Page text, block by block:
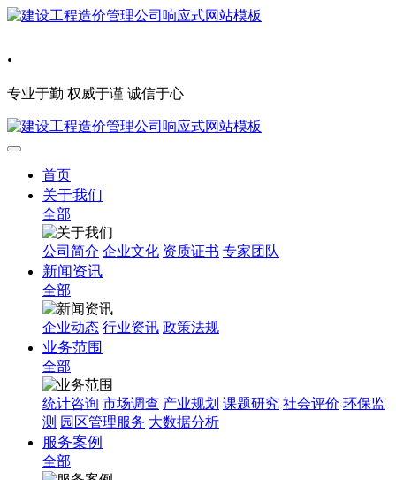
.
专业于勤 权威于谨 诚信于心
首页
关于我们
全部
公司简介 企业文化 资质证书 专家团队
新闻资讯
全部
企业动态 行业资讯 政策法规
业务范围
全部
统计咨询 市场调查 产业规划 课题研究 社会评价 环保监
测 园区管理服务 大数据分析
服务案例
全部